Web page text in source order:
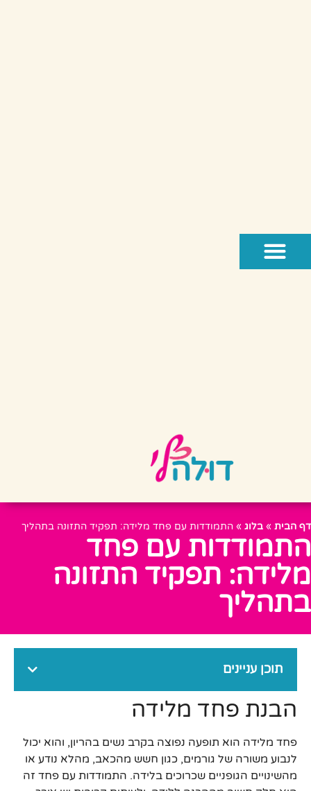
דף הבית » בלוג » התמודדות עם פחד מלידה: תפקיד התזונה בתהליך
התמודדות עם פחד
מלידה: תפקיד התזונה
בתהליך
תוכן עניינים
הבנת פחד מלידה
פחד מלידה הוא תופעה נפוצה בקרב נשים בהריון, והוא יכול
לנבוע משורה של גורמים, כגון חשש מהכאב, מהלא נודע או
מהשינויים הגופניים שכרוכים בלידה. התמודדות עם פחד זה